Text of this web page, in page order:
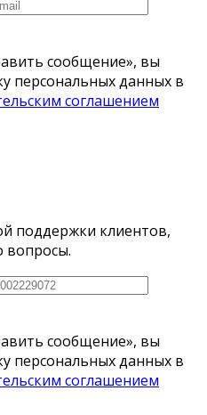
сообщение», вы
персональных данных в
соглашением
поддержки клиентов,
вопросы.
сообщение», вы
персональных данных в
соглашением